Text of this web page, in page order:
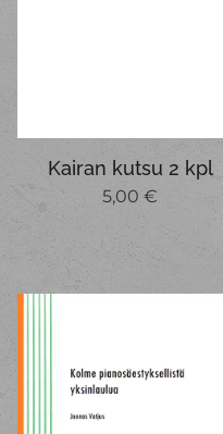
Kairan kutsu 2 kpl
5,00 €